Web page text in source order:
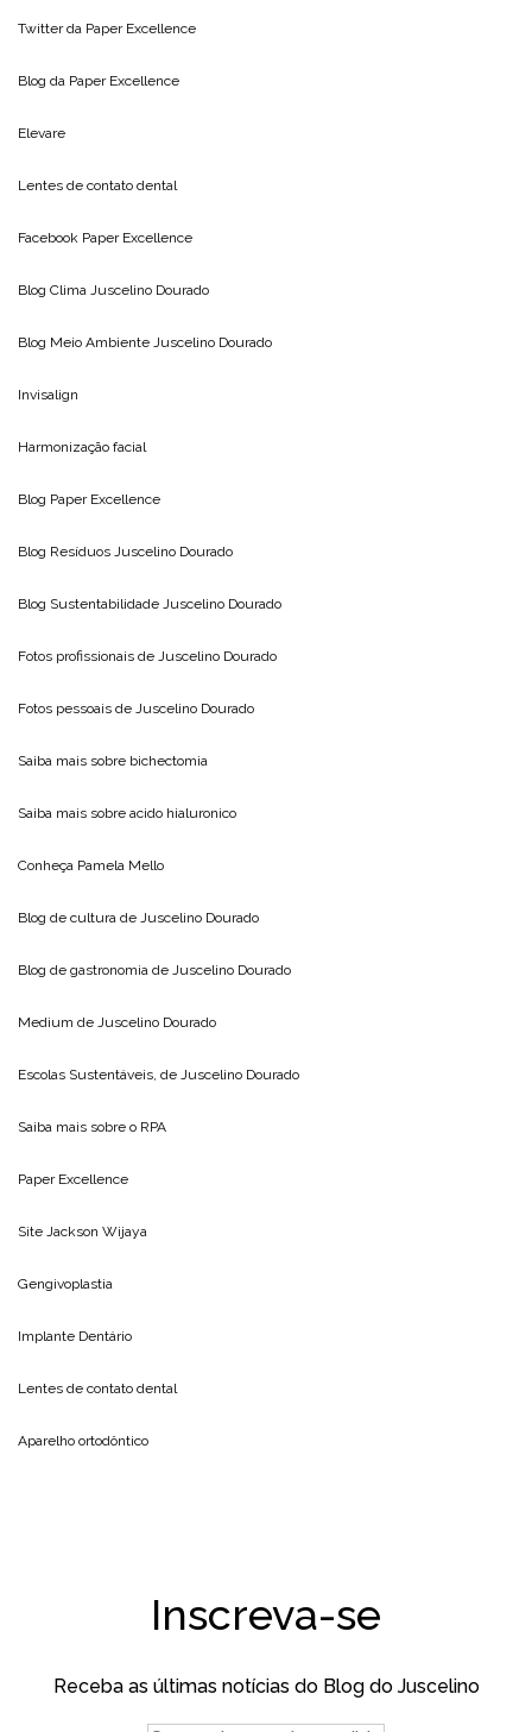
Twitter da Paper Excellence
Blog da Paper Excellence
Elevare
Lentes de contato dental
Facebook Paper Excellence
Blog Clima Juscelino Dourado
Blog Meio Ambiente Juscelino Dourado
Invisalign
Harmonização facial
Blog Paper Excellence
Blog Resíduos Juscelino Dourado
Blog Sustentabilidade Juscelino Dourado
Fotos profissionais de Juscelino Dourado
Fotos pessoais de Juscelino Dourado
Saiba mais sobre bichectomia
Saiba mais sobre acido hialuronico
Conheça Pamela Mello
Blog de cultura de Juscelino Dourado
Blog de gastronomia de Juscelino Dourado
Medium de Juscelino Dourado
Escolas Sustentáveis, de Juscelino Dourado
Saiba mais sobre o RPA
Paper Excellence
Site Jackson Wijaya
Gengivoplastia
Implante Dentário
Lentes de contato dental
Aparelho ortodôntico
Inscreva-se
Receba as últimas notícias do Blog do Juscelino